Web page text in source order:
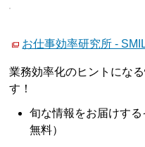
お仕事効率研究所 -
業務効率化のヒントにな
す！
旬な情報をお届けす
無料）